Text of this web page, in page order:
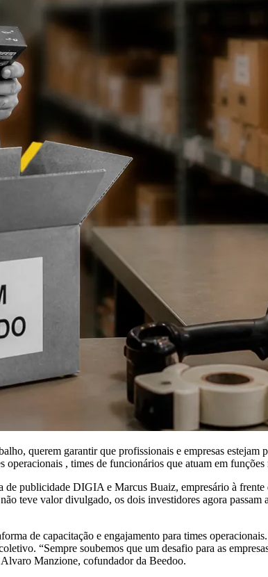
querem garantir que profissionais e empresas estejam
, times de funcionários que atuam em funções
publicidade DIGIA e Marcus Buaiz, empresário à frente
valor divulgado, os dois investidores agora passam
de capacitação e engajamento para times
“Sempre soubemos que um desafio para as
Alvaro Manzione, cofundador da Beedoo.